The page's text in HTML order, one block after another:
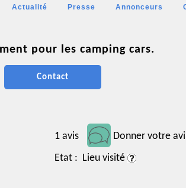
Actualité Presse Annonceurs
pour les camping cars.
Contact
1 avis
Donner votre
Etat : Lieu visité